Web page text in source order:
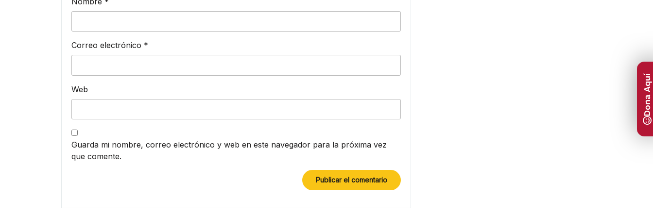
Correo electrónico *
Web
Guarda mi nombre, correo electrónico y web en este navegador para la próxima vez
que comente.
Dona Aquí